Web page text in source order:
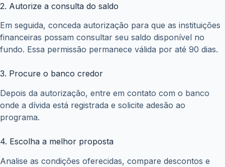
2. Autorize a consulta do saldo
Em seguida, conceda autorização para que as instituições
financeiras possam consultar seu saldo disponível no
fundo. Essa permissão permanece válida por até 90 dias.
3. Procure o banco credor
Depois da autorização, entre em contato com o banco
onde a dívida está registrada e solicite adesão ao
programa.
4. Escolha a melhor proposta
Analise as condições oferecidas, compare descontos e